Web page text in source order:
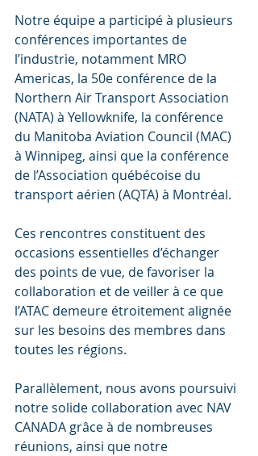
Notre équipe a participé à plusieurs
conférences importantes de
l’industrie, notamment MRO
Americas, la 50e conférence de la
Northern Air Transport Association
(NATA) à Yellowknife, la conférence
du Manitoba Aviation Council (MAC)
à Winnipeg, ainsi que la conférence
de l’Association québécoise du
transport aérien (AQTA) à Montréal.
Ces rencontres constituent des
occasions essentielles d’échanger
des points de vue, de favoriser la
collaboration et de veiller à ce que
l’ATAC demeure étroitement alignée
sur les besoins des membres dans
toutes les régions.
Parallèlement, nous avons poursuivi
notre solide collaboration avec NAV
CANADA grâce à de nombreuses
réunions, ainsi que notre